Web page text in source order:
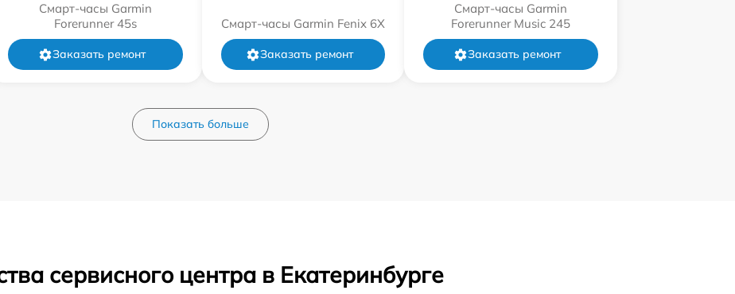
Смарт-часы Garmin
Forerunner 45s
Заказать ремонт
Смарт-часы Garmin Fenix 6X
Заказать ремонт
Смарт-часы Garmin
Forerunner Music 245
Заказать ремонт
Показать больше
сервисного центра в Екатеринбурге